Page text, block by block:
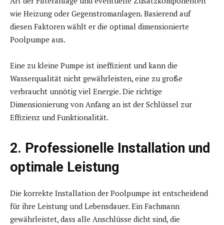
wie Heizung oder Gegenstromanlagen. Basierend auf
diesen Faktoren wählt er die optimal dimensionierte
Poolpumpe aus.
Eine zu kleine Pumpe ist ineffizient und kann die
Wasserqualität nicht gewährleisten, eine zu große
verbraucht unnötig viel Energie. Die richtige
Dimensionierung von Anfang an ist der Schlüssel zur
Effizienz und Funktionalität.
2. Professionelle Installation und
optimale Leistung
Die korrekte Installation der Poolpumpe ist entscheidend
für ihre Leistung und Lebensdauer. Ein Fachmann
gewährleistet, dass alle Anschlüsse dicht sind, die